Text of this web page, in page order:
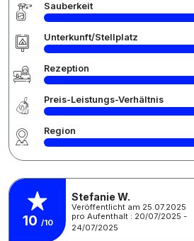
Sauberkeit
Unterkunft/Stellplatz
Rezeption
Preis-Leistungs-Verhältnis
Region
10 /10
Stefanie W.
Veröffentlicht am 25.07.2025
pro Aufenthalt : 20/07/2025 -
24/07/2025